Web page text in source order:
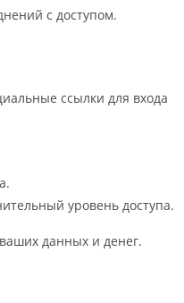
с доступом.
ссылки для входа
уровень доступа.
данных и денег.